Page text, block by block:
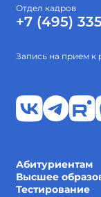
Отдел кадров
+7 (495)
Запись на прием к
Абитуриентам
Высшее
Тестирование